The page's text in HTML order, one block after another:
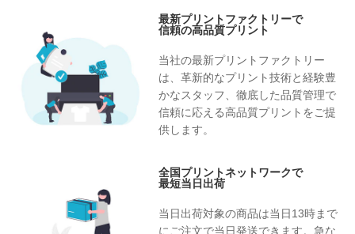
最新プリントファクトリーで
信頼の高品質プリント
当社の最新プリントファクトリー
は、革新的なプリント技術と経験豊
かなスタッフ、徹底した品質管理で
信頼に応える高品質プリントをご提
供します。
全国プリントネットワークで
最短当日出荷
当日出荷対象の商品は当日13時まで
にご注文で当日発送できます。急な